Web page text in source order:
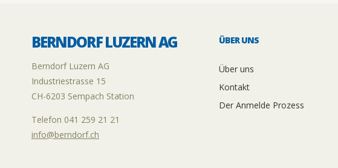
ÜBER UNS
Über uns
Kontakt
Der Anmelde Prozess
BERNDORF LUZERN AG
Berndorf Luzern AG
Industriestrasse 15
CH-6203 Sempach Station
Telefon 041 259 21 21
info@berndorf.ch